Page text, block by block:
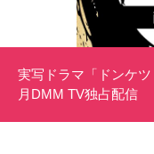
実写ドラマ「ドンケ
月DMM TV独占配信